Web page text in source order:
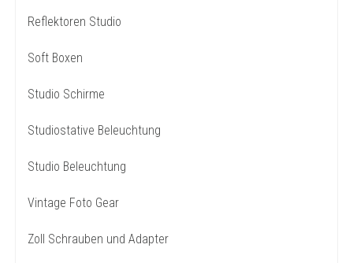
Reflektoren Studio
Soft Boxen
Studio Schirme
Studiostative Beleuchtung
Studio Beleuchtung
Vintage Foto Gear
Zoll Schrauben und Adapter